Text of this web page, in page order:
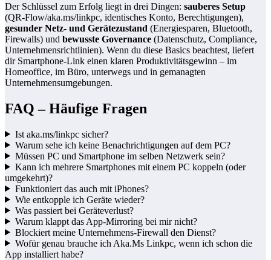
Der Schlüssel zum Erfolg liegt in drei Dingen: sauberes Setup
(QR‑Flow/aka.ms/linkpc, identisches Konto, Berechtigungen),
gesunder Netz‑ und Gerätezustand (Energiesparen, Bluetooth,
Firewalls) und bewusste Governance (Datenschutz, Compliance,
Unternehmensrichtlinien). Wenn du diese Basics beachtest, liefert
dir Smartphone‑Link einen klaren Produktivitätsgewinn – im
Homeoffice, im Büro, unterwegs und in gemanagten
Unternehmensumgebungen.
FAQ – Häufige Fragen
Ist aka.ms/linkpc sicher?
Warum sehe ich keine Benachrichtigungen auf dem PC?
Müssen PC und Smartphone im selben Netzwerk sein?
Kann ich mehrere Smartphones mit einem PC koppeln (oder
umgekehrt)?
Funktioniert das auch mit iPhones?
Wie entkopple ich Geräte wieder?
Was passiert bei Geräteverlust?
Warum klappt das App‑Mirroring bei mir nicht?
Blockiert meine Unternehmens‑Firewall den Dienst?
Wofür genau brauche ich Aka.Ms Linkpc, wenn ich schon die
App installiert habe?